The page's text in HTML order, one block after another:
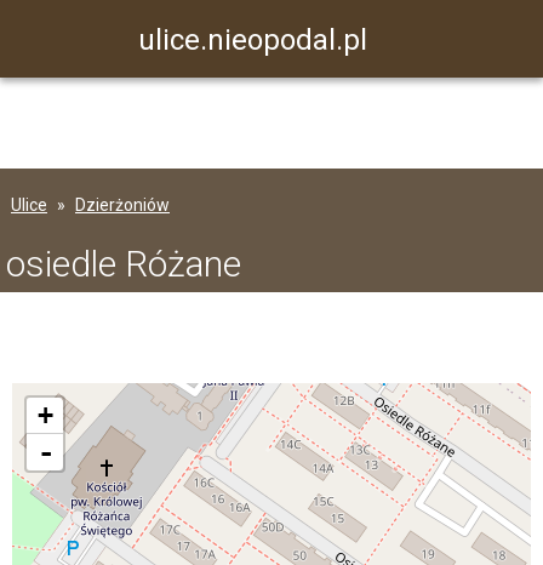
ulice.nieopodal.pl
Ulice Dzierżoniów
osiedle Różane
+
-